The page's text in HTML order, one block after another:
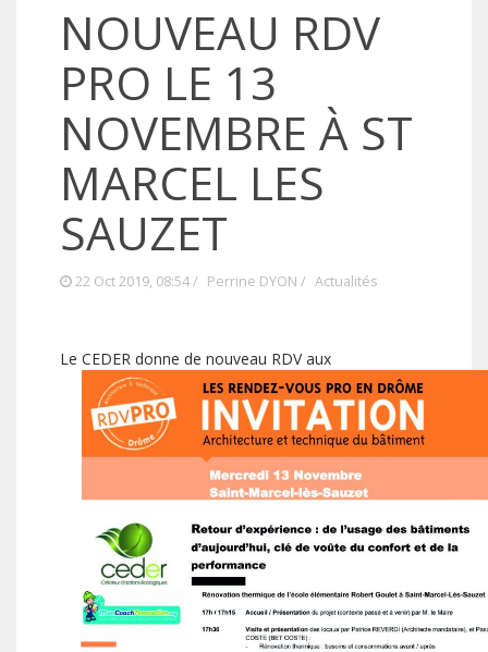
NOUVEAU RDV
PRO LE 13
NOVEMBRE À ST
MARCEL LES
SAUZET
22 Oct 2019, 08:54 / Perrine DYON / Actualités
Le CEDER donne de nouveau RDV aux